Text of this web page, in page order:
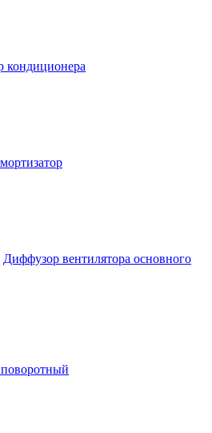
кондиционера
Диффузор вентилятора основного